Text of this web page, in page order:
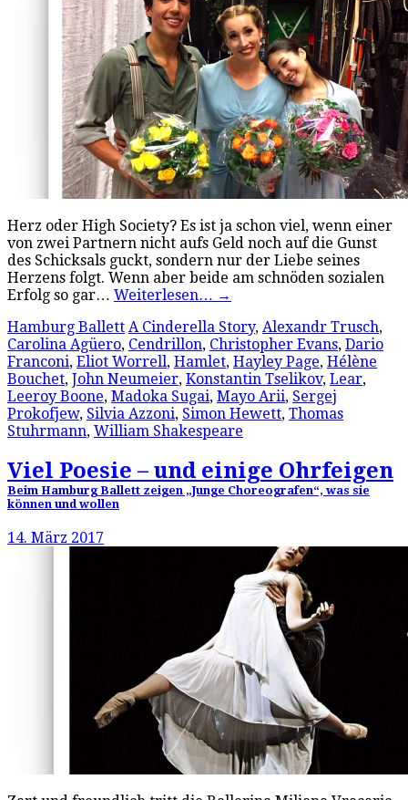
Herz oder High Society? Es ist ja schon viel, wenn einer
von zwei Partnern nicht aufs Geld noch auf die Gunst
des Schicksals guckt, sondern nur der Liebe seines
Herzens folgt. Wenn aber beide am schnöden sozialen
Erfolg so gar… Weiterlesen… →
Hamburg Ballett A Cinderella Story, Alexandr Trusch,
Carolina Agüero, Cendrillon, Christopher Evans, Dario
Franconi, Eliot Worrell, Hamlet, Hayley Page, Hélène
Bouchet, John Neumeier, Konstantin Tselikov, Lear,
Leeroy Boone, Madoka Sugai, Mayo Arii, Sergej
Prokofjew, Silvia Azzoni, Simon Hewett, Thomas
Stuhrmann, William Shakespeare
Viel Poesie – und einige Ohrfeigen
Beim Hamburg Ballett zeigen „Junge Choreografen“, was sie
können und wollen
14. März 2017